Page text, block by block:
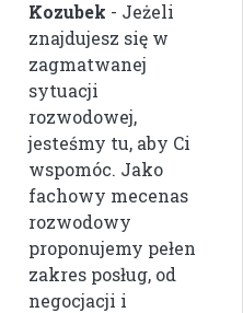
Kozubek - Jeżeli
znajdujesz się w
zagmatwanej
sytuacji
rozwodowej,
jesteśmy tu, aby Ci
wspomóc. Jako
fachowy mecenas
rozwodowy
proponujemy pełen
zakres posług, od
negocjacji i